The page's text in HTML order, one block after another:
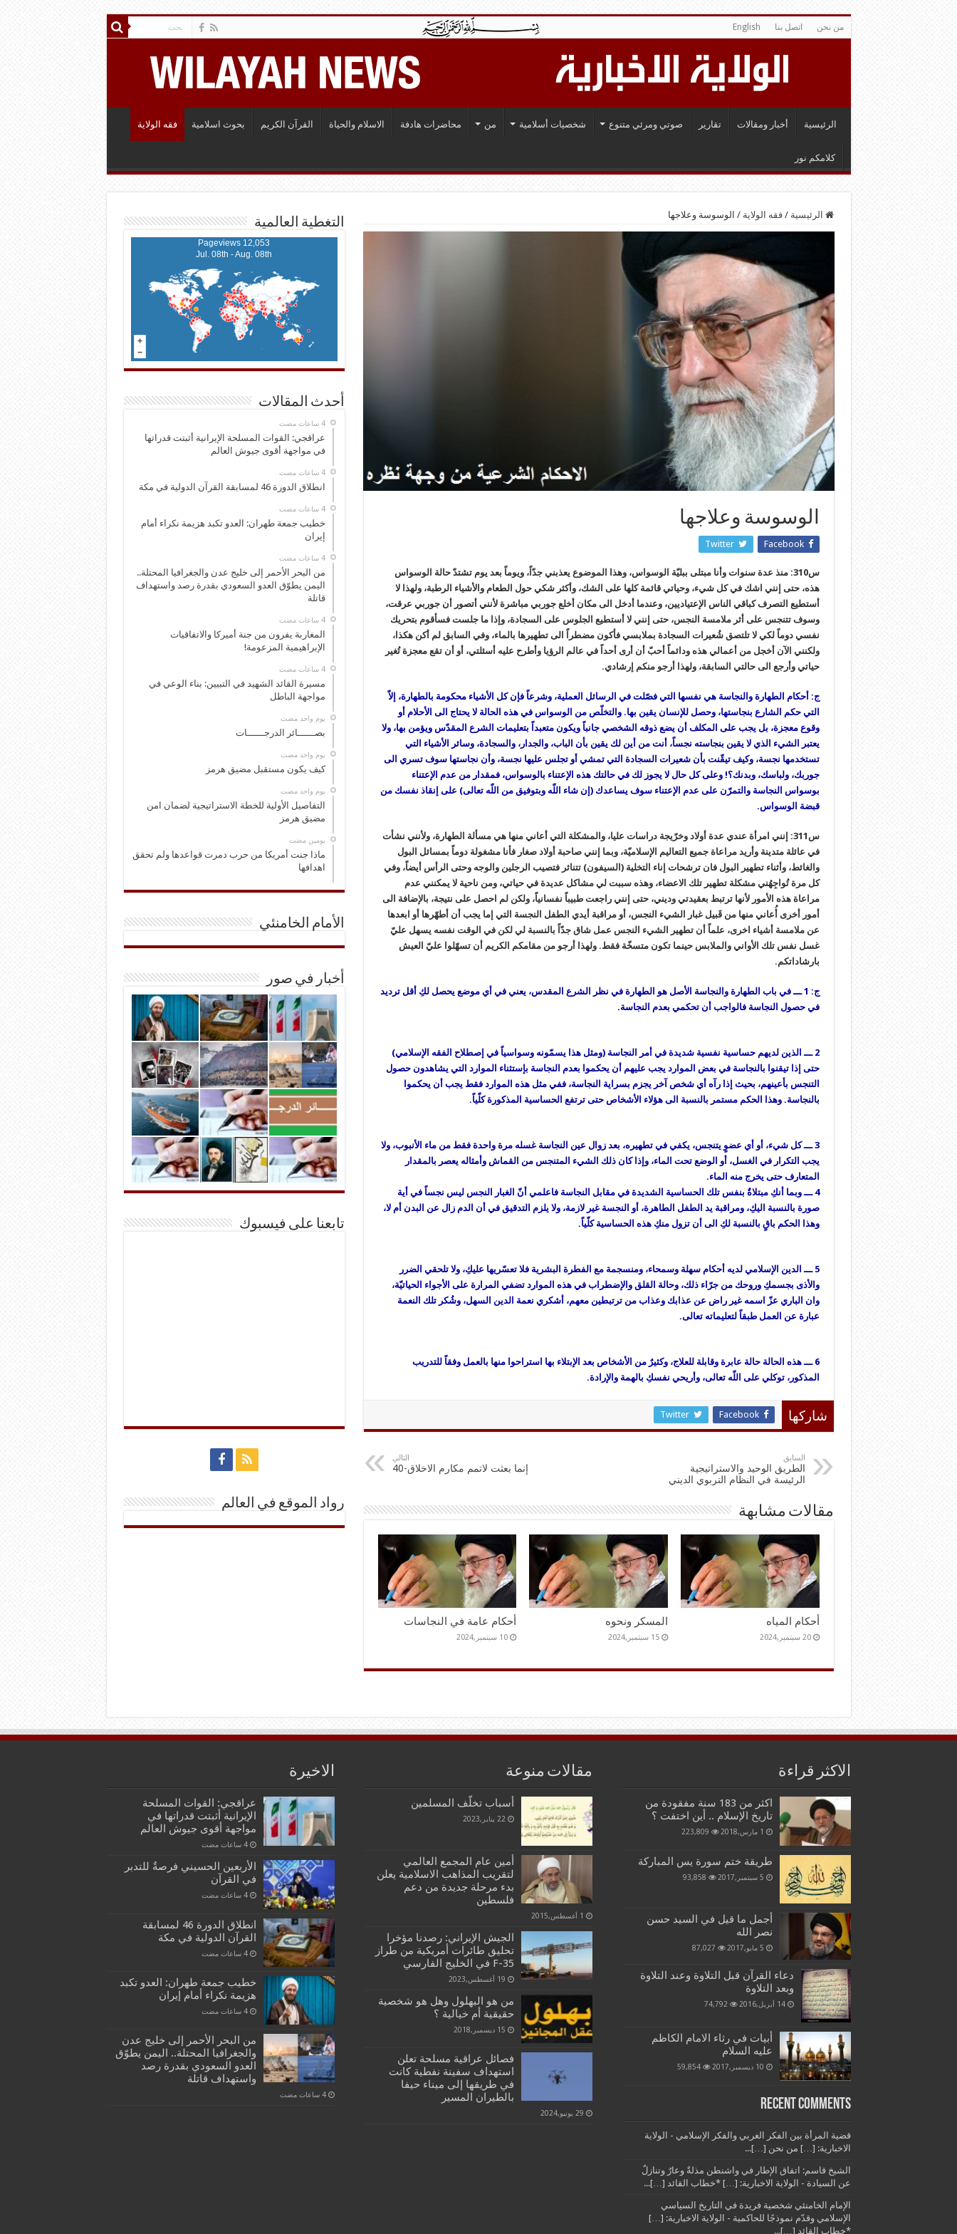
من نحن اتصل بنا English
الرئيسية أخبار ومقالات تقارير صوتي ومرئي متنوع شخصيات أسلامية من محاضرات هادفة الاسلام والحياة القرآن الكريم بحوث اسلامية فقه الولاية
كلامكم نور
الرئيسية / فقه الولاية / الوسوسة وعلاجها
الوسوسة وعلاجها
Facebook
Twitter
س310: منذ عدة سنوات وأنا مبتلى ببليّة الوسواس، وهذا الموضوع يعذبني جدّاً، ويوماً بعد يوم تشتدّ حالة الوسواس
هذه، حتى إنني اشك في كل شيء، وحياتي قائمة كلها على الشك، وأكثر شكي حول الطعام والأشياء الرطبة، ولهذا لا
أستطيع التصرف كباقي الناس الإعتياديين، وعندما أدخل الى مكان أخلع جوربي مباشرة لأنني أتصور أن جوربي عرقت،
وسوف تتنجس على أثر ملامسة النجس، حتى إنني لا أستطيع الجلوس على السجادة، وإذا ما جلست فسأقوم بتحريك
نفسي دوماً لكي لا تلتصق شُعيرات السجادة بملابسي فأكون مضطراً الى تطهيرها بالماء، وفي السابق لم أكن هكذا،
ولكنني الآن أخجل من أعمالي هذه ودائماً أحبّ أن أرى أحداً في عالم الرؤيا وأطرح عليه أسئلتي، أو أن تقع معجزة تُغير
حياتي وأرجع الى حالتي السابقة، ولهذا أرجو منكم إرشادي.
ج: أحكام الطهارة والنجاسة هي نفسها التي فصّلت في الرسائل العملية، وشرعاً فإن كل الأشياء محكومة بالطهارة، إلاّ
التي حكم الشارع بنجاستها، وحصل للإنسان يقين بها. والتخلّص من الوسواس في هذه الحالة لا يحتاج الى الأحلام أو
وقوع معجزة، بل يجب على المكلف أن يضع ذوقه الشخصي جانباً ويكون متعبداً بتعليمات الشرع المقدّس ويؤمن بها، ولا
يعتبر الشيء الذي لا يقين بنجاسته نجساً، أنت من أين لك يقين بأن الباب، والجدار، والسجادة، وسائر الأشياء التي
تستخدمها نجسة، وكيف تيقّنت بأن شعيرات السجادة التي تمشي أو تجلس عليها نجسة، وأن نجاستها سوف تسري الى
جوربك، ولباسك، وبدنك؟! وعلى‏ كل حال لا يجوز لك في حالتك هذه الإعتناء بالوسواس، فمقدار من عدم الإعتناء
بوسواس النجاسة والتمرّن على عدم الإعتناء سوف يساعدك (إن شاء اللّه وبتوفيق من اللّه تعالى) على إنقاذ نفسك من
قبضة الوسواس.
س311: إنني امرأة عندي عدة أولاد وخرّيجة دراسات عليا، والمشكلة التي أعاني منها هي مسألة الطهارة، ولأنني نشأت
في عائلة متدينة وأريد مراعاة جميع التعاليم الإسلاميّة، وبما إنني صاحبة أولاد صغار فأنا مشغولة دوماً بمسائل البول
والغائط، وأثناء تطهير البول فان ترشحات إناء التخلية (السيفون) تتناثر فتصيب الرجلين والوجه وحتى الرأس أيضاً، وفي
كل مرة تُواجِهُني مشكلة تطهير تلك الاعضاء، وهذه سببت لي مشاكل عديدة في حياتي، ومن ناحية لا يمكنني عدم
مراعاة هذه الأمور لأنها ترتبط بعقيدتي وديني، حتى إنني راجعت طبيباً نفسانياً، ولكن لم احصل على نتيجة، بالإضافة الى
أمور أخرى أُعاني منها من قَبيل غبار الشيء النجس، أو مراقبة أيدي الطفل النجسة التي إما يجب أن أطهّرها أو ابعدها
عن ملامسة أشياء اخرى، علماً أن تطهير الشيء النجس عمل شاق جدّاً بالنسبة لي لكن في ‏الوقت نفسه يسهل عليّ
غسل نفس تلك الأواني والملابس حينما تكون متسخّة فقط. ولهذا أرجو من مقامكم الكريم أن تسهّلوا عليّ العيش
بارشاداتكم.
ج: 1 ـــ في باب الطهارة والنجاسة الأصل هو الطهارة في نظر الشرع المقدس، يعني في أي موضع يحصل لكِ أقل ترديد
في حصول النجاسة فالواجب أن تحكمي بعدم النجاسة.
2 ـــ الذين لديهم حساسية نفسية شديدة في أمر النجاسة (ومثل هذا يسمّونه وسواسياً في إصطلاح الفقه الإسلامي)
حتى إذا تيقنوا بالنجاسة في بعض الموارد يجب عليهم أن يحكموا بعدم النجاسة بإستثناء الموارد التي يشاهدون حصول
التنجس بأعينهم، بحيث إذا رآه أي شخص آخر يجزم بسراية النجاسة، ففي مثل هذه الموارد فقط يجب أن يحكموا
بالنجاسة. وهذا الحكم مستمر بالنسبة الى هؤلاء الأشخاص حتى ترتفع الحساسية المذكورة كلّياً.
3 ـــ كل شيء، أو أي عضوٍ يتنجس، يكفي في تطهيره، بعد زوال عين النجاسة غسله مرة واحدة فقط من ماء الأنبوب، ولا
يجب التكرار في الغسل، أو الوضع تحت الماء، وإذا كان ذلك الشيء المتنجس من القماش وأمثاله يعصر بالمقدار
المتعارف حتى يخرج منه الماء.
4 ـــ وبما أنكِ مبتلاةٌ بنفس تلك الحساسية الشديدة في مقابل النجاسة فاعلمي أنّ الغبار النجس ليس نجساً في أية
صورة بالنسبة اليكِ، ومراقبة يد الطفل الطاهرة، أو النجسة غير لازمة، ولا يلزم التدقيق في أن الدم زال عن البدن أم لا،
وهذا الحكم باقٍ بالنسبة لكِ الى أن تزول منكِ هذه الحساسية كلّياً.
5 ـــ الدين الإسلامي لديه أحكام سهلة وسمحاء، ومنسجمة مع الفطرة البشرية فلا تعسّريها عليكِ، ولا تلحقي الضرر
والأذى بجسمكِ وروحك من جرّاء ذلك، وحالة القلق والإضطراب في هذه الموارد تضفي المرارة على الأجواء الحياتيّة،
وان الباري عزّ اسمه غير راض عن عذابك وعذاب من ترتبطين معهم، أشكري نعمة الدين السهل، وشُكر تلك النعمة
عبارة عن العمل طبقاً لتعليماته تعالى.
6 ـــ هذه الحالة حالة عابرة وقابلة للعلاج، وكثيرٌ من الأشخاص بعد الإبتلاء بها استراحوا منها بالعمل وفقاً للتدريب
المذكور، توكلي على اللّه تعالى، وأريحي نفسكِ بالهمة والإرادة.
شاركها Facebook
Twitter
السابق
الطريق الوحيد والاستراتيجية
الرئيسة في النظام التربوي الديني
التالي
إنما بعثت لاتمم مكارم الاخلاق-40
مقالات مشابهة
أحكام المياه
20 سبتمبر,2024
المسكر ونحوه
15 سبتمبر,2024
أحكام عامة في النجاسات
10 سبتمبر,2024
التغطية العالمية
12,053 Pageviews
Jul. 08th - Aug. 08th
أحدث المقالات
‏4 ساعات مضت
عراقجي: القوات المسلحة الإيرانية أثبتت قدراتها
في مواجهة أقوى جيوش العالم
‏4 ساعات مضت
انطلاق الدورة 46 لمسابقة القرآن الدولية في مكة
‏4 ساعات مضت
خطيب جمعة طهران: العدو تكبد هزيمة نكراء أمام
إيران
‏4 ساعات مضت
من البحر الأحمر إلى خليج عدن والجغرافيا المحتلة..
اليمن يطوّق العدو السعودي بقدرة رصد واستهداف
قاتلة
‏4 ساعات مضت
المغاربة يفرون من جنة أميركا والاتفاقيات
الإبراهيمية المزعومة!
‏4 ساعات مضت
مسيرة القائد الشهيد في التبيين: بناء الوعي في
مواجهة الباطل
‏يوم واحد مضت
بصــــــائر الدرجــــــات
‏يوم واحد مضت
كيف يكون مستقبل مضيق هرمز
‏يوم واحد مضت
التفاصيل الأولية للخطة الاستراتيجية لضمان امن
مضيق هرمز
‏يومين مضت
ماذا جنت أمريكا من حرب دمرت قواعدها ولم تحقق
اهدافها
الأمام الخامنئي
أخبار في صور
تابعنا على فيسبوك
رواد الموقع في العالم
الاكثر قراءة
اكثر من 183 سنة مفقودة من
تاريخ الإسلام .. أين اختفت ؟
1 مارس,2018 223,809
طريقة ختم سورة يس المباركة
5 سبتمبر,2017 93,858
أجمل ما قيل في السيد حسن
نصر الله
5 مايو,2017 87,027
دعاء القرآن قبل التلاوة وعند التلاوة
وبعد التلاوة
14 أبريل,2016 74,792
أبيات في رثاء الامام الكاظم
عليه السلام
10 ديسمبر,2017 59,854
Recent Comments
قضية المرأة بين الفكر الغربي والفكر الإسلامي - الولاية
الاخبارية: […] من نحن […]...
الشيخ قاسم: اتفاق الإطار في واشنطن مذلةٌ وعارٌ وتنازلٌ
عن السيادة - الولاية الاخبارية: […] *خطاب القائد […]...
الإمام الخامنئي شخصية فريدة في التاريخ السياسي
الإسلامي وقدّم نموذجًا للحاكمية - الولاية الاخبارية: […]
*خطاب القائد […]...
مقالات منوعة
أسباب تخلّف المسلمين‏
22 يناير,2023
أمين عام المجمع العالمي
لتقريب المذاهب الاسلامية يعلن
بدء مرحلة جديدة من دعم
فلسطين
1 أغسطس,2015
الجيش الإيراني: رصدنا مؤخرا
تحليق طائرات أمريكية من طراز
F-35 في الخليج الفارسي
19 أغسطس,2023
من هو البهلول وهل هو شخصية
حقيقية أم خيالية ؟
15 ديسمبر,2018
فصائل عراقية مسلحة تعلن
استهداف سفينة نفطية كانت
في طريقها إلى ميناء حيفا
بالطيران المسير
29 يونيو,2024
الاخيرة
عراقجي: القوات المسلحة
الإيرانية أثبتت قدراتها في
مواجهة أقوى جيوش العالم
الأربعين الحسيني فرصةٌ للتدبر
في القرآن
انطلاق الدورة 46 لمسابقة
القرآن الدولية في مكة
خطيب جمعة طهران: العدو تكبد
هزيمة نكراء أمام إيران
من البحر الأحمر إلى خليج عدن
والجغرافيا المحتلة.. اليمن يطوّق
العدو السعودي بقدرة رصد
واستهداف قاتلة